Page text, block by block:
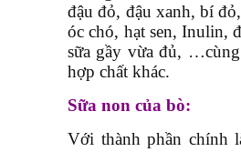
đậu đỏ, đậu xanh, bí
óc chó, hạt sen, Inulin,
sữa gầy vừa đủ,
hợp chất khác.
Sữa non của bò:
Với thành phần chính